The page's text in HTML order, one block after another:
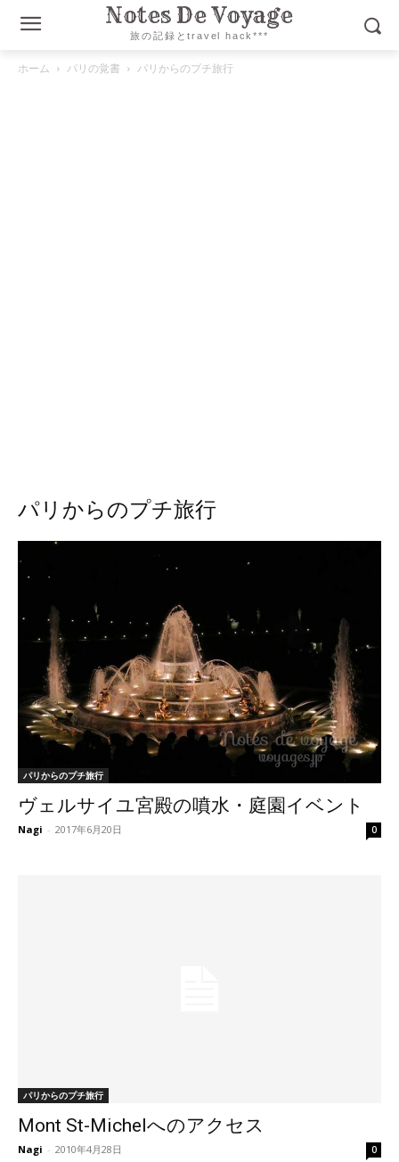
Notes De Voyage
旅の記録とtravel hack***
ホーム パリの覚書 パリからのプチ旅行
パリからのプチ旅行
パリからのプチ旅行
ヴェルサイユ宮殿の噴水・庭園イベント
Nagi - 2017年6月20日 0
パリからのプチ旅行
Mont St-Michelへのアクセス
Nagi - 2010年4月28日 0